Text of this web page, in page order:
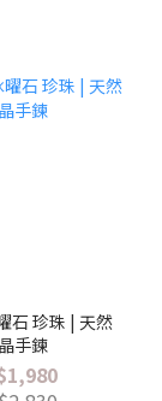
珠 | 天然
手鍊